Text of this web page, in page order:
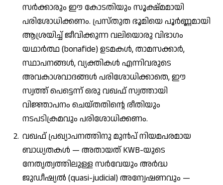
സർക്കാരും ഈ കോടതിയും സൂക്ഷ്മമായി
പരിശോധിക്കണം. പ്രസ്തുത ഭൂമിയെ പൂർണ്ണമായി
ആശ്രയിച്ച് ജീവിക്കുന്ന വലിയൊരു വിഭാഗം
യഥാർത്ഥ (bonafide) ഉടമകൾ, താമസക്കാർ,
സ്ഥാപനങ്ങൾ, വ്യക്തികൾ എന്നിവരുടെ
അവകാശവാദങ്ങൾ പരിശോധിക്കാതെ, ഈ
സ്വത്ത് പെട്ടെന്ന് ഒരു വഖഫ് സ്വത്തായി
വിജ്ഞാപനം ചെയ്തതിന്റെ രീതിയും
നടപടിക്രമവും പരിശോധിക്കണം.
വഖഫ് പ്രഖ്യാപനത്തിനു മുൻപ് നിയമപരമായ
ബാധ്യതകൾ — അതായത് KWB-യുടെ
നേതൃത്വത്തിലുള്ള സർവേയും അർദ്ധ
ജുഡീഷ്യൽ (quasi-judicial) അന്വേഷണവും —